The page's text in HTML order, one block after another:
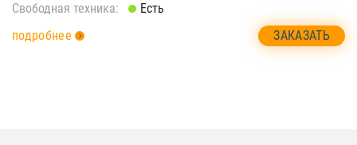
Свободная техника:
Есть
подробнее
ЗАКАЗАТЬ